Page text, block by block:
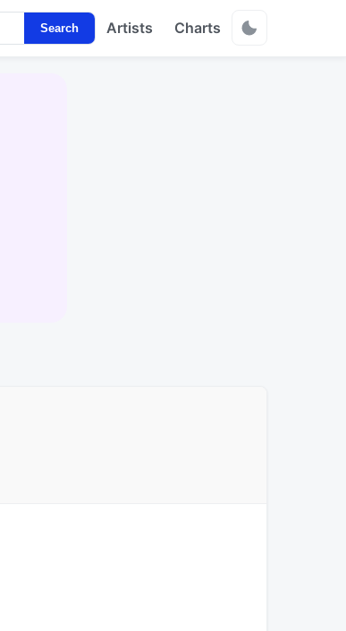
Search Artists Charts